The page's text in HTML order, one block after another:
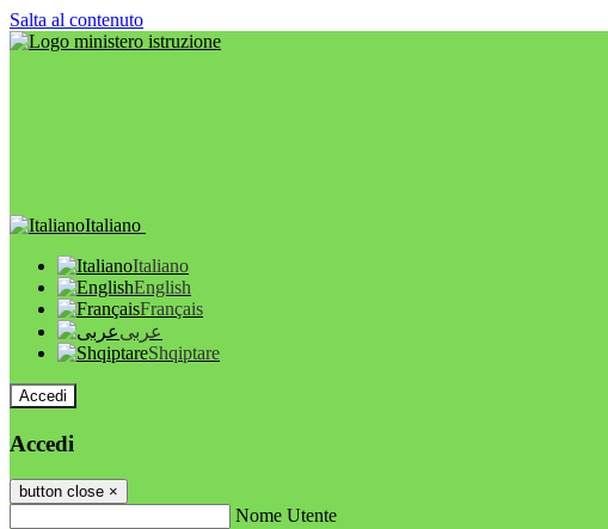
Salta al contenuto
Italiano
Italiano
English
Français
عربى
Shqiptare
Accedi
Accedi
button close ×
Nome Utente